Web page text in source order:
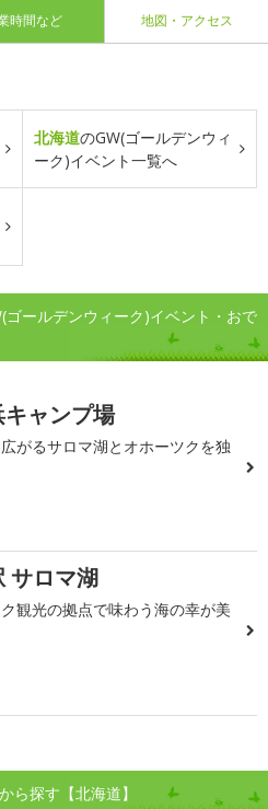
時間など 地図・アクセス
北海道のGW(ゴールデンウィ
ーク)イベント一覧へ
ールデンウィーク)イベント・おで
ャンプ場
がるサロマ湖とオホーツクを独
サロマ湖
観光の拠点で味わう海の幸が美
ら探す【北海道】